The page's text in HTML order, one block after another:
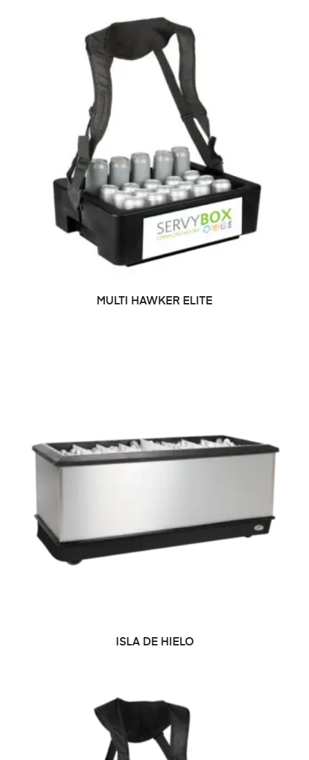
LEER MÁS
MULTI HAWKER ELITE
LEER MÁS
ISLA DE HIELO